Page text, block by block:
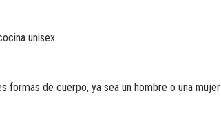
unisex
formas de cuerpo, ya sea un hombre o una mujer